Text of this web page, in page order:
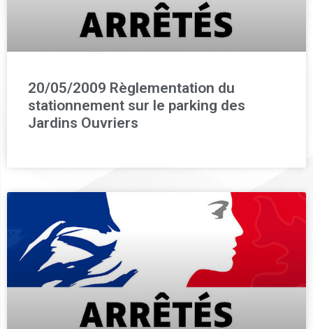
20/05/2009 Règlementation du
stationnement sur le parking des
Jardins Ouvriers